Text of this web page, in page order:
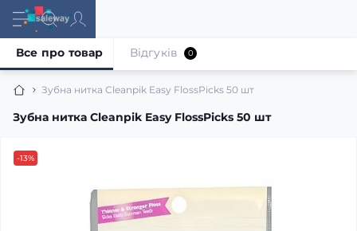
Зубна нитка Cleanpik Easy FlossPicks 50 шт
Зубна нитка Cleanpik Easy FlossPicks 50 шт
Все про товар Відгуків 0
-13%